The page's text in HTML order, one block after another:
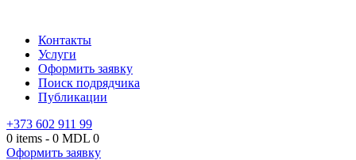
Контакты
Услуги
Оформить заявку
Поиск подрядчика
Публикации
+373 602 911 99
0 items - 0 MDL 0
Оформить заявку